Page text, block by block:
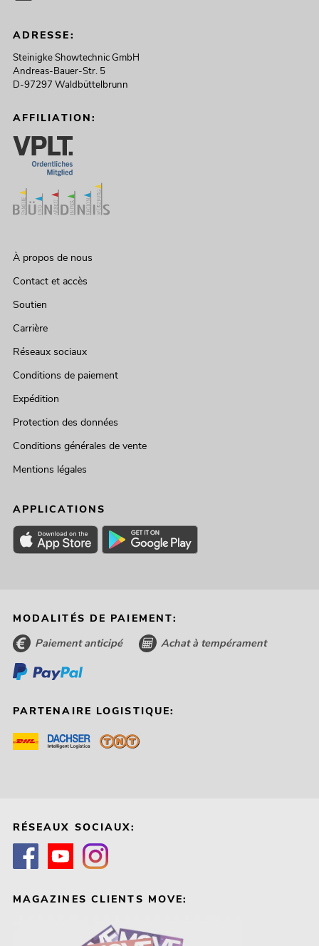
ADRESSE:
Steinigke Showtechnic GmbH
Andreas-Bauer-Str. 5
D-97297 Waldbüttelbrunn
AFFILIATION:
À propos de nous
Contact et accès
Soutien
Carrière
Réseaux sociaux
Conditions de paiement
Expédition
Protection des données
Conditions générales de vente
Mentions légales
APPLICATIONS
MODALITÉS DE PAIEMENT:
Paiement anticipé Achat à tempérament
PARTENAIRE LOGISTIQUE:
RÉSEAUX SOCIAUX:
MAGAZINES CLIENTS MOVE: